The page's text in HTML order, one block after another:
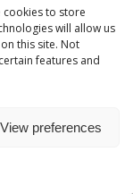
cookies to store
will allow us
this site. Not
features and
View preferences
που ενώνει